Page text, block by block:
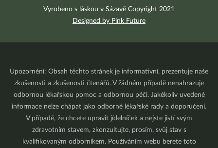
Vyrobeno s láskou v Sázavě Copyright 2021
Designed by Pink Future
Upozornění: Obsah těchto stránek je informativní, prezentuje naše
zkušenosti a zkušenosti čtenářů. V žádném případě nenahrazuje
odbornou lékařskou pomoc a odbornou péči. Jakékoliv uvedené
informace nelze chápat jako odborné lékařské rady a doporučení.
V případě, že chcete upravit jídelníček a nejste jistí svým
zdravotním stavem, zkonzultujte, prosím, svůj stav s
kvalifikovaným odborníkem. Používáním webu berete toto